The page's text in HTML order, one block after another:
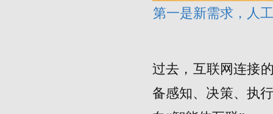
第一是新需求，人
过去，互联网连接
备感知、决策、执